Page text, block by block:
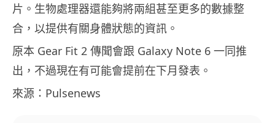
片。生物處理器還能夠將兩組甚至更多的數據整
合，以提供有關身體狀態的資訊。
原本 Gear Fit 2 傳聞會跟 Galaxy Note 6 一同推
出，不過現在有可能會提前在下月發表。
來源：Pulsenews